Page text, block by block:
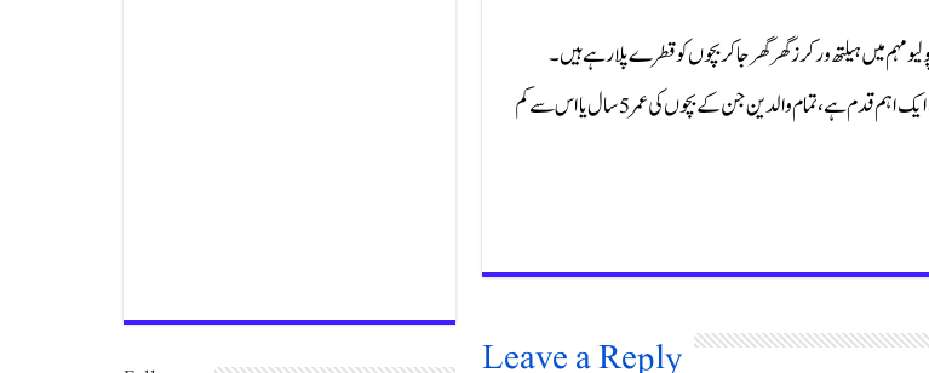
خاتون اول کا کہنا تھا کہ انسدادِ پولیو مہم ہمارے بچوں کے تحفظ اور پولیو کے مکمل خاتمے کی جانب ایک اہم قدم ہے، تمام والدین جن کے بچوں کی عمر 5 سال یا اس سے کم
Leave a Reply